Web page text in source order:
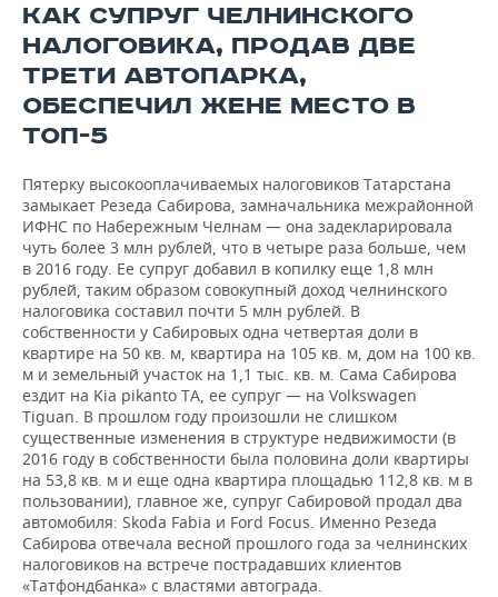
КАК СУПРУГ ЧЕЛНИНСКОГО
НАЛОГОВИКА, ПРОДАВ ДВЕ
ТРЕТИ АВТОПАРКА,
ОБЕСПЕЧИЛ ЖЕНЕ МЕСТО В
ТОП-5
Пятерку высокооплачиваемых налоговиков Татарстана
замыкает Резеда Сабирова, замначальника межрайонной
ИФНС по Набережным Челнам — она задекларировала
чуть более 3 млн рублей, что в четыре раза больше, чем
в 2016 году. Ее супруг добавил в копилку еще 1,8 млн
рублей, таким образом совокупный доход челнинского
налоговика составил почти 5 млн рублей. В
собственности у Сабировых одна четвертая доли в
квартире на 50 кв. м, квартира на 105 кв. м, дом на 100 кв.
м и земельный участок на 1,1 тыс. кв. м. Сама Сабирова
ездит на Kia pikanto TA, ее супруг — на Volkswagen
Tiguan. В прошлом году произошли не слишком
существенные изменения в структуре недвижимости (в
2016 году в собственности была половина доли квартиры
на 53,8 кв. м и еще одна квартира площадью 112,8 кв. м в
пользовании), главное же, супруг Сабировой продал два
автомобиля: Skoda Fabia и Ford Focus. Именно Резеда
Сабирова отвечала весной прошлого года за челнинских
налоговиков на встрече пострадавших клиентов
«Татфондбанка» с властями автограда.